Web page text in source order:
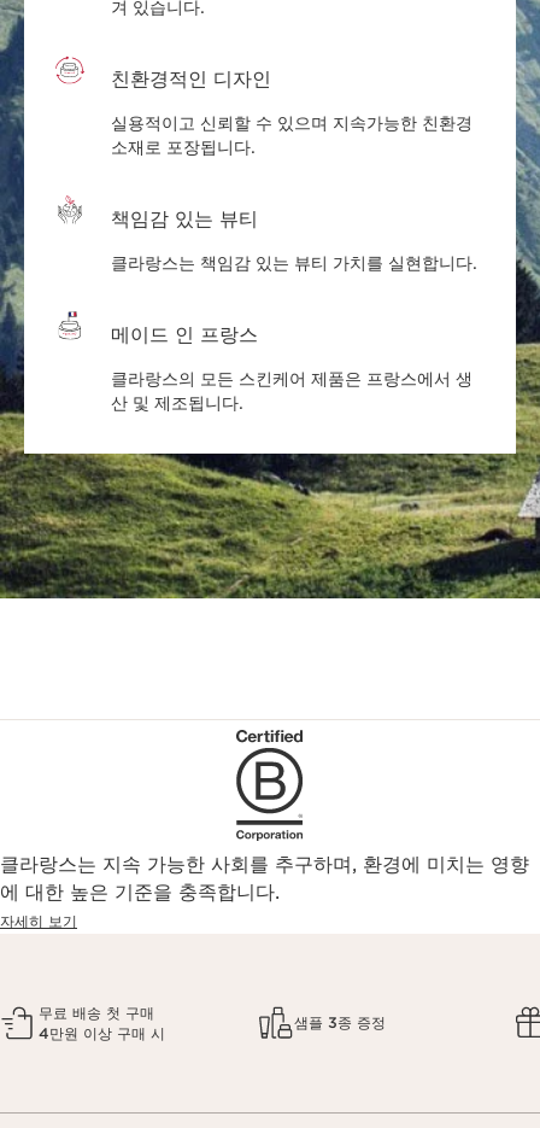
겨 있습니다.
친환경적인 디자인
실용적이고 신뢰할 수 있으며 지속가능한 친환경
소재로 포장됩니다.
책임감 있는 뷰티
클라랑스는 책임감 있는 뷰티 가치를 실현합니다.
메이드 인 프랑스
클라랑스의 모든 스킨케어 제품은 프랑스에서 생
산 및 제조됩니다.
클라랑스는 지속 가능한 사회를 추구하며, 환경에 미치는 영향
에 대한 높은 기준을 충족합니다.
자세히 보기
무료 배송 첫 구매
4만원 이상 구매 시
샘플 3종 증정